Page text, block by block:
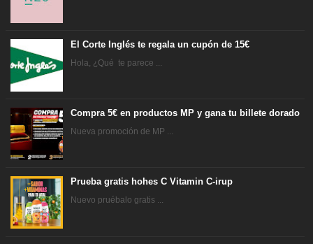
El Corte Inglés te regala un cupón de 15€
Hola, ¿Qué te parece ...
Compra 5€ en productos MP y gana tu billete dorado
Nueva promoción de MP ...
Prueba gratis hohes C Vitamin C-irup
Nuevo pruébalo gratis ...